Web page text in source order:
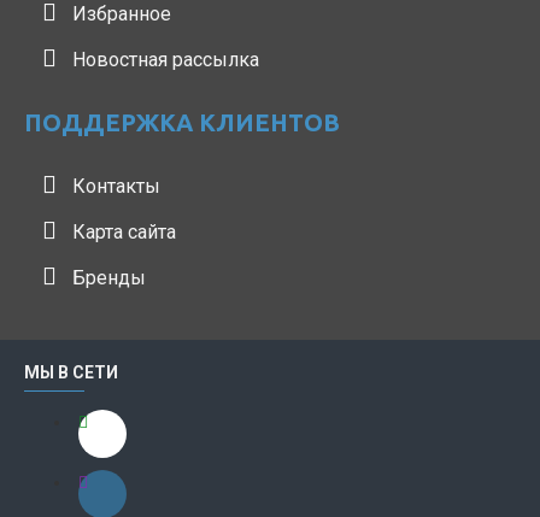
Избранное
Новостная рассылка
ПОДДЕРЖКА КЛИЕНТОВ
Контакты
Карта сайта
Бренды
МЫ В СЕТИ